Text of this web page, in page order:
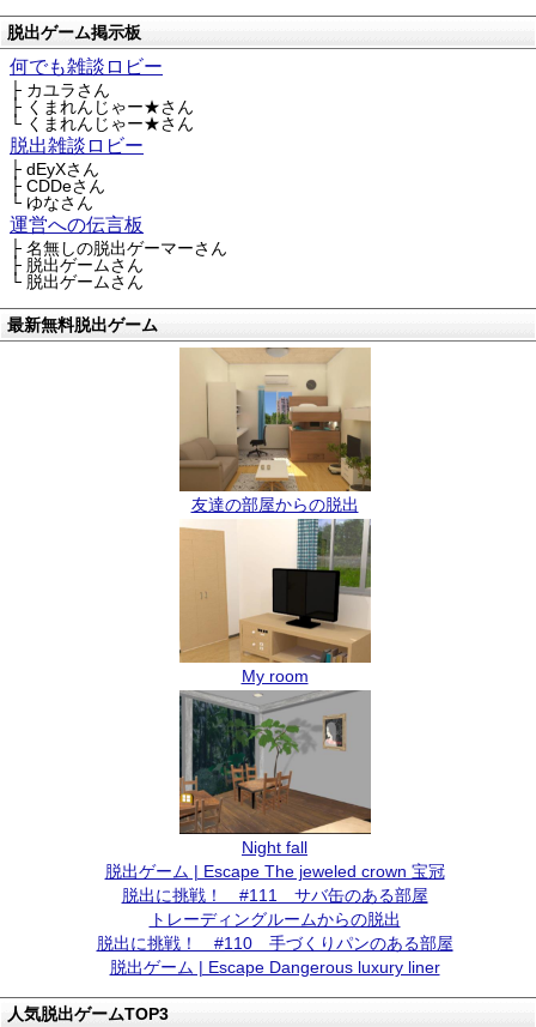
脱出ゲーム掲示板
何でも雑談ロビー
├ カユラさん
├ くまれんじゃー★さん
└ くまれんじゃー★さん
脱出雑談ロビー
├ dEyXさん
├ CDDeさん
└ ゆなさん
運営への伝言板
├ 名無しの脱出ゲーマーさん
├ 脱出ゲームさん
└ 脱出ゲームさん
最新無料脱出ゲーム
友達の部屋からの脱出
My room
Night fall
脱出ゲーム | Escape The jeweled crown 宝冠
脱出に挑戦！ #111 サバ缶のある部屋
トレーディングルームからの脱出
脱出に挑戦！ #110 手づくりパンのある部屋
脱出ゲーム | Escape Dangerous luxury liner
人気脱出ゲームTOP3